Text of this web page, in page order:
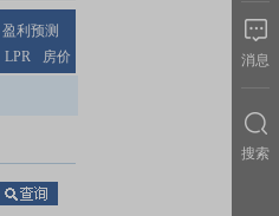
盈利预测
LPR 房价 消息
搜索